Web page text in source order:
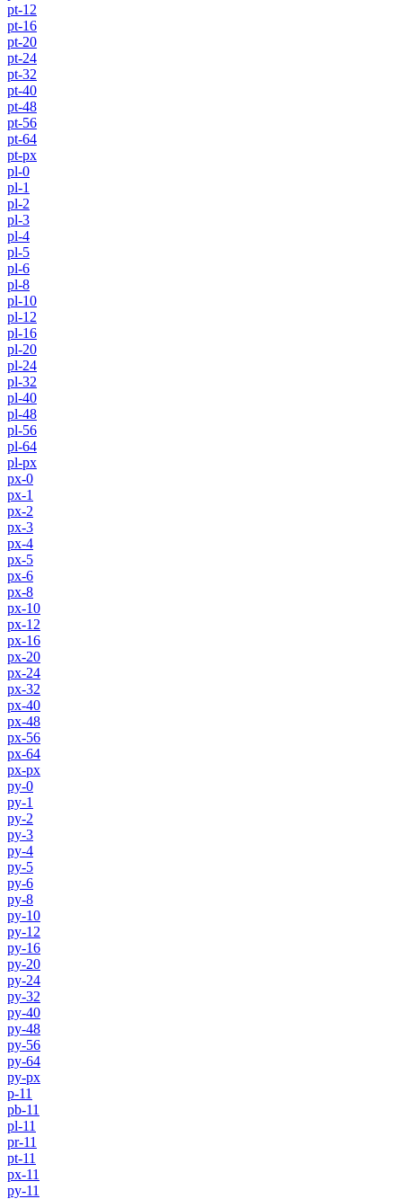
pt-12
pt-16
pt-20
pt-24
pt-32
pt-40
pt-48
pt-56
pt-64
pt-px
pl-0
pl-1
pl-2
pl-3
pl-4
pl-5
pl-6
pl-8
pl-10
pl-12
pl-16
pl-20
pl-24
pl-32
pl-40
pl-48
pl-56
pl-64
pl-px
px-0
px-1
px-2
px-3
px-4
px-5
px-6
px-8
px-10
px-12
px-16
px-20
px-24
px-32
px-40
px-48
px-56
px-64
px-px
py-0
py-1
py-2
py-3
py-4
py-5
py-6
py-8
py-10
py-12
py-16
py-20
py-24
py-32
py-40
py-48
py-56
py-64
py-px
p-11
pb-11
pl-11
pr-11
pt-11
px-11
py-11